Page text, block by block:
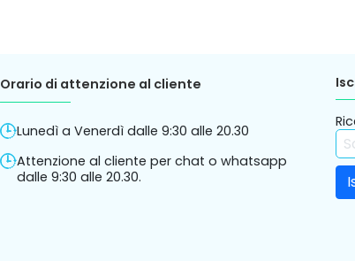
Orario di attenzione al cliente
Lunedì a Venerdì dalle 9:30 alle 20.30
Attenzione al cliente per chat o whatsapp
dalle 9:30 alle 20.30.